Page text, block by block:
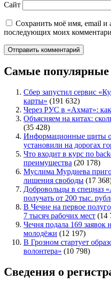
Сайт
Сохранить моё имя, email и
последующих моих
Самые популярные
Сбер запустил сервис
карты» (191 632)
Через РУС в «Ахмат»:
Объясняем на китах:
(35 428)
Информационные щиты о
установили на дорогах
Что входит в курс по
преимущества (20 178)
Муслима Мурдиева
лишения свободы (17
Добровольцы в спецназ
получать от 200 тыс.
В Чечне на первое
7 тысяч рабочих мест (14
Чечня подала 169 заявок
молодёжи (12 197)
В Грозном стартует
волонтера» (10 798)
Сведения о